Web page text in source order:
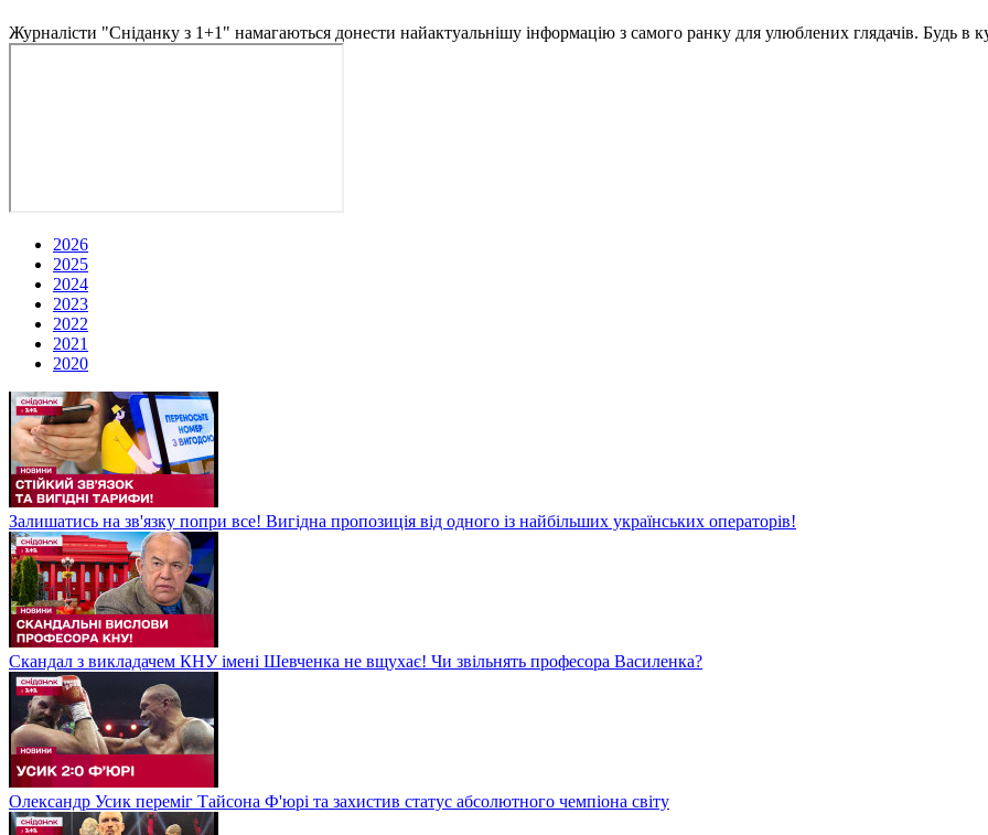
Журналісти "Сніданку з 1+1" намагаються донести найактуальнішу інформацію з самого ранку для улюблених глядачів. Будь в
2026
2025
2024
2023
2022
2021
2020
Залишатись на зв'язку попри все! Вигідна пропозиція від одного із найбільших українських операторів!
Скандал з викладачем КНУ імені Шевченка не вщухає! Чи звільнять професора Василенка?
Олександр Усик переміг Тайсона Ф'юрі та захистив статус абсолютного чемпіона світу